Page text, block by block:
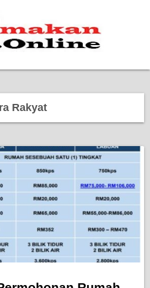
Rakyat